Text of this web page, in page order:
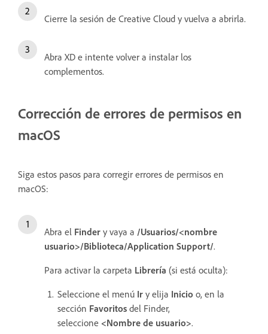
Cierre la sesión de Creative Cloud y vuelva a abrirla.
Abra XD e intente volver a instalar los
complementos.
Corrección de errores de permisos en
macOS
Siga estos pasos para corregir errores de permisos en
macOS:
Abra el Finder y vaya a /Usuarios/<nombre
usuario>/Biblioteca/Application Support/.
Para activar la carpeta Librería (si está oculta):
Seleccione el menú Ir y elija Inicio o, en la
sección Favoritos del Finder,
seleccione <Nombre de usuario>.